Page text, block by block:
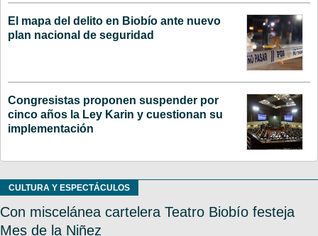
El mapa del delito en Biobío ante nuevo
plan nacional de seguridad
Congresistas proponen suspender por
cinco años la Ley Karin y cuestionan su
implementación
CULTURA Y ESPECTÁCULOS
Con miscelánea cartelera Teatro Biobío festeja
Mes de la Niñez